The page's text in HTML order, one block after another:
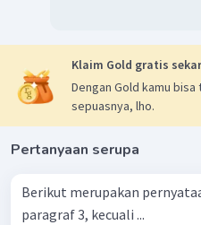
Klaim Gold gratis
Dengan Gold kamu
sepuasnya, lho.
Pertanyaan serupa
Berikut merupakan
paragraf 3, kecuali ...